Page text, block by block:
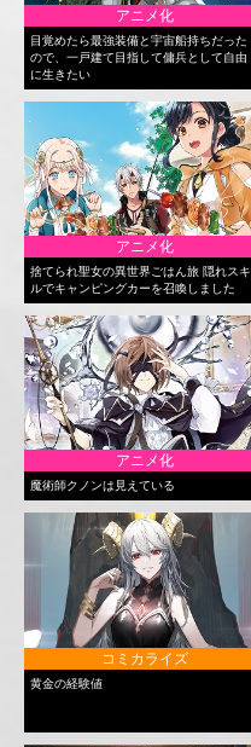
アニメ化
目覚めたら最強装備と宇宙船持ちだった
ので、一戸建て目指して傭兵として自由
に生きたい
アニメ化
捨てられ聖女の異世界ごはん旅 隠れスキ
ルでキャンピングカーを召喚しました
アニメ化
魔術師クノンは見えている
コミカライズ
黄金の経験値